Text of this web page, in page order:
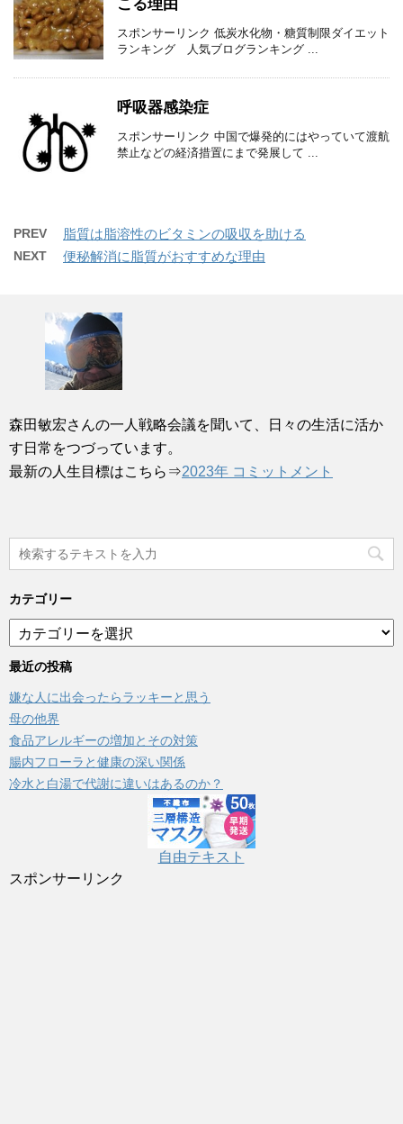
こる理由
スポンサーリンク 低炭水化物・糖質制限ダイエット
ランキング 人気ブログランキング ...
呼吸器感染症
スポンサーリンク 中国で爆発的にはやっていて渡航
禁止などの経済措置にまで発展して ...
PREV 脂質は脂溶性のビタミンの吸収を助ける
NEXT 便秘解消に脂質がおすすめな理由
森田敏宏さんの一人戦略会議を聞いて、日々の生活に活か
す日常をつづっています。
最新の人生目標はこちら⇒2023年 コミットメント
カテゴリー
テ
ゴ
ー
最近の投稿
嫌な人に出会ったらラッキーと思う
母の他界
食品アレルギーの増加とその対策
腸内フローラと健康の深い関係
冷水と白湯で代謝に違いはあるのか？
自由テキスト
スポンサーリンク